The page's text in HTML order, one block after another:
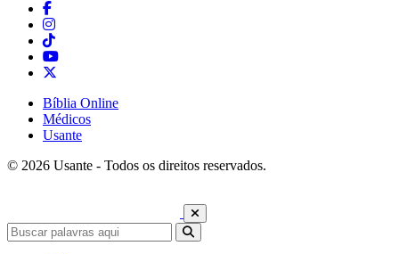
Bíblia Online
Médicos
Usante
© 2026 Usante - Todos os direitos reservados.